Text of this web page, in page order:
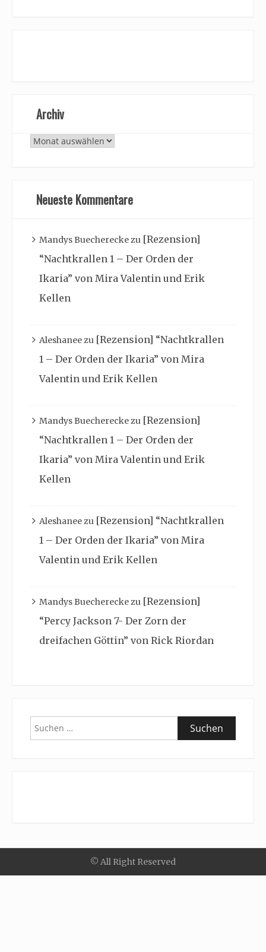
Archiv
Archiv
Neueste Kommentare
Mandys Buechereckezu [Rezension]
“Nachtkrallen 1 – Der Orden der
Ikaria” von Mira Valentin und Erik
Kellen
Aleshaneezu [Rezension] “Nachtkrallen
1 – Der Orden der Ikaria” von Mira
Valentin und Erik Kellen
Mandys Buechereckezu [Rezension]
“Nachtkrallen 1 – Der Orden der
Ikaria” von Mira Valentin und Erik
Kellen
Aleshaneezu [Rezension] “Nachtkrallen
1 – Der Orden der Ikaria” von Mira
Valentin und Erik Kellen
Mandys Buechereckezu [Rezension]
“Percy Jackson 7- Der Zorn der
dreifachen Göttin” von Rick Riordan
Suchen
nach:
© All Right Reserved